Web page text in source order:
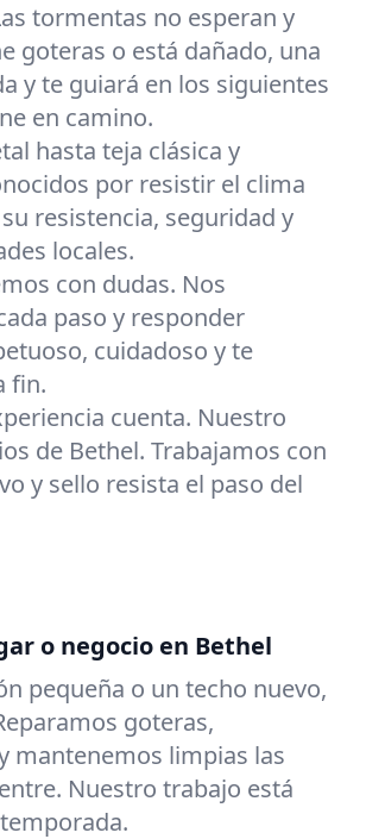
tormentas no esperan y
goteras o está dañado, una
y te guiará en los siguientes
en camino.
hasta teja clásica y
por resistir el clima
resistencia, seguridad y
locales.
con dudas. Nos
paso y responder
cuidadoso y te
fin.
cuenta. Nuestro
de Bethel. Trabajamos con
y sello resista el paso del
o negocio en Bethel
pequeña o un techo nuevo,
goteras,
mantenemos limpias las
Nuestro trabajo está